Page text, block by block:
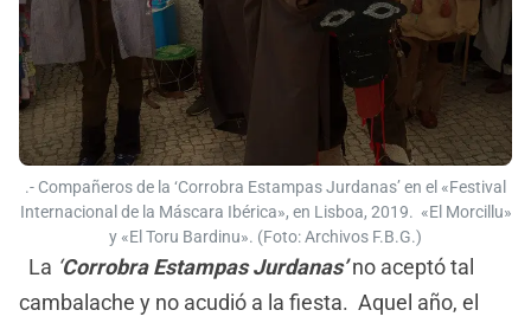
.- Compañeros de la ‘Corrobra Estampas Jurdanas’ en el «Festival
Internacional de la Máscara Ibérica», en Lisboa, 2019. «El Morcillu»
y «El Toru Bardinu». (Foto: Archivos F.B.G.)
La ‘Corrobra Estampas Jurdanas’no aceptó tal
cambalache y no acudió a la fiesta. Aquel año, el